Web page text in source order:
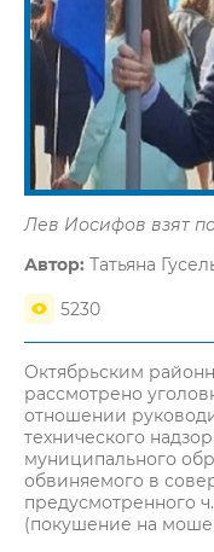
Лев Иосифов взят
Автор: Татьяна
5230
Октябрьским
рассмотрено
отношении
технического
муниципального
обвиняемого в
предусмотренного
(покушение на